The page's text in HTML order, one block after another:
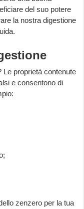
del suo potere
la nostra digestione
Le proprietà contenute
e consentono di
zenzero per la tua